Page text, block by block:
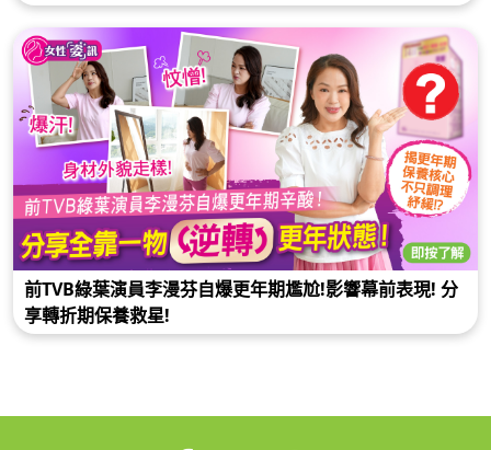
前TVB綠葉演員李漫芬自爆更年期尷尬!影響幕前表現! 分
享轉折期保養救星!